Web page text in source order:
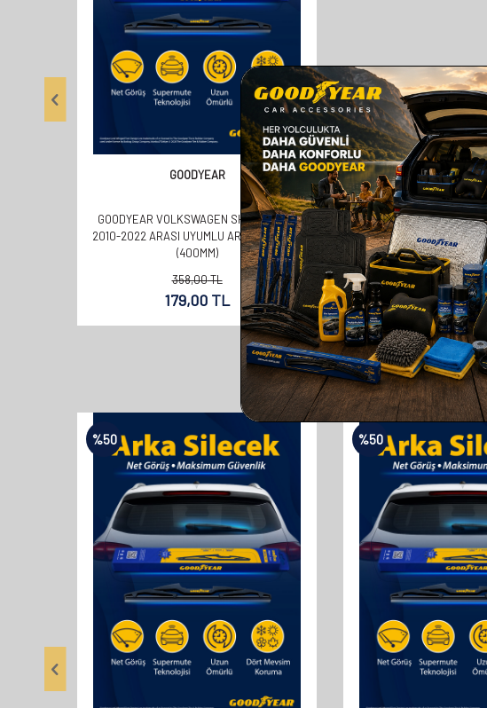
GOODYEAR
GOODYEAR VOLKSWAGEN SHARAN MPV
2010-2022 ARASI UYUMLU ARKA SILECEK
(400MM)
358,00TL
179,00 TL
%50 %50